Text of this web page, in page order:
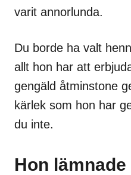
varit annorlunda.
Du borde ha valt
allt hon har att
gengäld åtminstone
kärlek som hon har
du inte.
Hon